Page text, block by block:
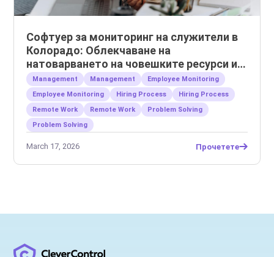
Софтуер за мониторинг на служители в
Колорадо: Облекчаване на
натоварването на човешките ресурси и
управление на отдалечени екипи
Management Management
Employee Monitoring
Employee Monitoring
Hiring Process
Hiring Process
Remote Work
Remote Work
Problem Solving
Problem Solving
March 17, 2026 Прочетете